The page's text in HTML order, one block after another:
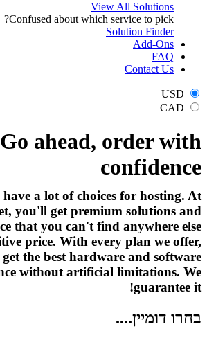
View All Solutions
Confused about which service to pick?
Solution Finder
Add-Ons
FAQ
Contact Us
Go ahead, order with
confidence
a lot of choices for hosting. At
you'll get premium solutions and
that you can't find anywhere else
price. With every plan we offer,
the best hardware and software
without artificial limitations. We
guarantee it!
בחרו דומיין....